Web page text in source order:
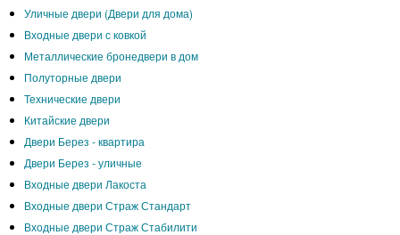
Уличные двери (Двери для дома)
Входные двери с ковкой
Металлические бронедвери в дом
Полуторные двери
Технические двери
Китайские двери
Двери Берез - квартира
Двери Берез - уличные
Входные двери Лакоста
Входные двери Страж Стандарт
Входные двери Страж Стабилити